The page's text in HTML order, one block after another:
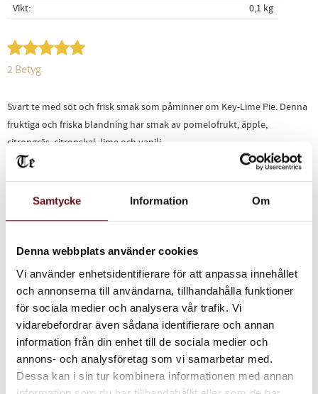
Samtycke Information Om
Denna webbplats använder cookies
Vi använder enhetsidentifierare för att anpassa innehållet
och annonserna till användarna, tillhandahålla funktioner
för sociala medier och analysera vår trafik. Vi
vidarebefordrar även sådana identifierare och annan
information från din enhet till de sociala medier och
annons- och analysföretag som vi samarbetar med.
Dessa kan i sin tur kombinera informationen med annan
Vikt
0,1 kg
2 Betyg
Svart te med söt och frisk smak som påminner om Key-Lime Pie. Denna
fruktiga och friska blandning har smak av pomelofrukt, äpple,
citrongräs, citronskal, lime och vanilj.
Ingredienser: Svart te, Pomelofrukt, Citrongräs, Äppelbitar, lime- och
vanilj arom.
Dela med dig
Facebook
TwitterLinkedIn
Omdömen
Produktens betyg